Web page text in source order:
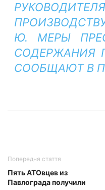
Ю. МЕРЫ
СОДЕРЖАНИЯ
СООБЩАЮТ В
Попередня стаття
Пять АТОвцев из
Павлограда получили